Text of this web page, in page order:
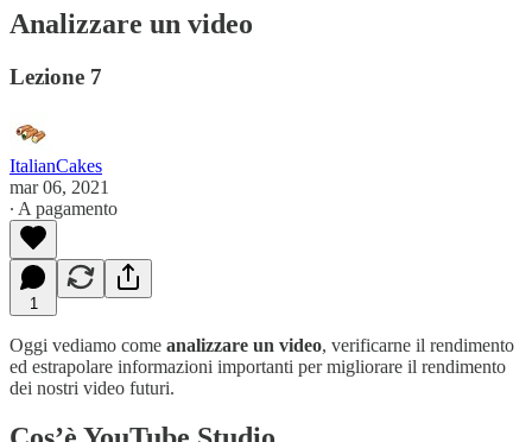
Analizzare un video
Lezione 7
ItalianCakes
mar 06, 2021
∙ A pagamento
1
Oggi vediamo come analizzare un video, verificarne il rendimento
ed estrapolare informazioni importanti per migliorare il rendimento
dei nostri video futuri.